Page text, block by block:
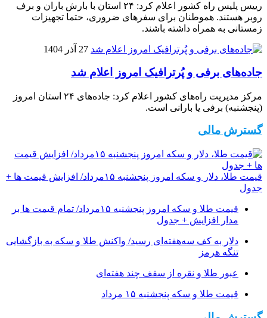
رییس پلیس راه کشور اعلام کرد: ۲۴ استان با بارش باران و برف
روبر هستند. هموطنان برای سفرهای ضروری، حتما تجهیزات
زمستانی به همراه داشته باشند.
27 آذر 1404
جاده‌های برفی و پُرترافیک امروز اعلام شد
مرکز مدیریت راه‌های کشور اعلام کرد: جاده‌های ۲۴ استان امروز
(پنجشنبه) برفی یا بارانی است.
گسترش مالی
قیمت طلا، دلار و سکه امروز پنجشنبه ۱۵مرداد/ افزایش قیمت ها +
جدول
قیمت طلا و سکه امروز پنجشنبه ۱۵مرداد/ تمام قیمت ها بر
مدار افزایش + جدول
دلار به کف سه‌هفته‌ای رسید/ واکنش طلا و سکه به بازگشایی
تنگه هرمز
عبور طلا و نقره از سقف چند هفته‌ای
قیمت طلا و سکه پنجشنبه ۱۵ مرداد